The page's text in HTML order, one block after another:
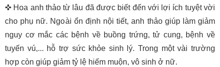
✜ Hoa anh thảo từ lâu đã được biết đến với lợi ích tuyệt vời
cho phụ nữ. Ngoài ổn định nội tiết, anh thảo giúp làm giảm
nguy cơ mắc các bệnh về buồng trứng, tử cung, bệnh về
tuyến vú,... hỗ trợ sức khỏe sinh lý. Trong một vài trường
hợp còn giúp giảm tỷ lệ hiếm muộn, vô sinh ở nữ.